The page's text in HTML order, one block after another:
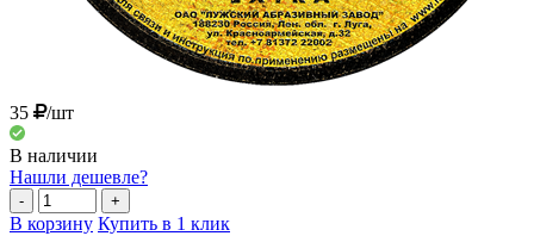
35 /шт
В наличии
Нашли дешевле?
- +
В корзину Купить в 1 клик